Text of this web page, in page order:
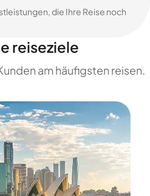
die Ihre Reise noch
reiseziele
am häufigsten reisen.